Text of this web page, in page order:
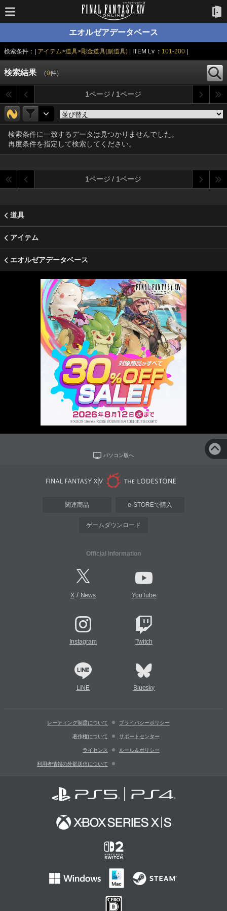
エオルゼアデータベース
検索条件：| アイテム>道具>彫金道具(副道具) | ITEM Lv ： 101-200
検索結果 （0件）
1ページ / 1ページ
検索条件に一致するデータは見つかりませんでした。
再度条件を指定して検索してください。
1ページ / 1ページ
道具
アイテム
エオルゼアデータベース
パソコン版へ
関連商品 e-STOREで購入
ゲームダウンロード
Official Information
X/ News YouTube
Instagram Twitch
LINE Bluesky
レーティング制度について プライバシーポリシー
著作権について サポートセンター
ライセンス ルール＆ポリシー
利用者情報の外部送信について